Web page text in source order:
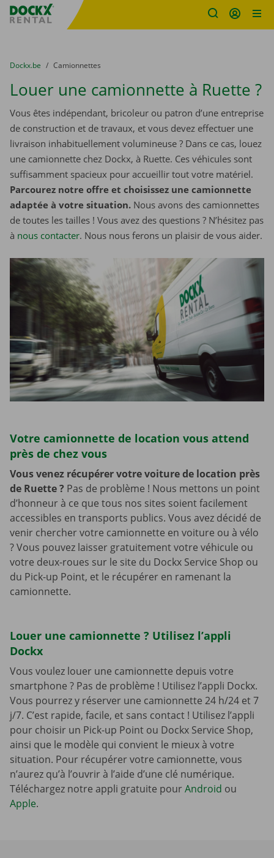
sitename
You are here:
du
Dockx.be to
Camionnettes
Louer une camionnette à Ruette ?
Vous êtes indépendant, bricoleur ou patron d’une entreprise
de construction et de travaux, et vous devez effectuer une
livraison inhabituellement volumineuse ? Dans ce cas, louez
une camionnette chez Dockx, à Ruette. Ces véhicules sont
suffisamment spacieux pour accueillir tout votre matériel.
Parcourez notre offre et choisissez une camionnette
adaptée à votre situation. Nous avons des camionnettes
de toutes les tailles ! Vous avez des questions ? N’hésitez pas
à nous contacter. Nous nous ferons un plaisir de vous aider.
Votre camionnette de location vous attend
près de chez vous
Vous venez récupérer votre voiture de location près
de Ruette? Pas de problème ! Nous mettons un point
d’honneur à ce que tous nos sites soient facilement
accessibles en transports publics. Vous avez décidé de
venir chercher votre camionnette en voiture ou à vélo
? Vous pouvez laisser gratuitement votre véhicule ou
votre deux-roues sur le site du Dockx Service Shop ou
du Pick-up Point, et le récupérer en ramenant la
camionnette.
Louer une camionnette ? Utilisez l’appli
Dockx
Vous voulez louer une camionnette depuis votre
smartphone ? Pas de problème ! Utilisez l’appli Dockx.
Vous pourrez y réserver une camionnette 24 h/24 et 7
j/7. C’est rapide, facile, et sans contact ! Utilisez l’appli
pour choisir un Pick-up Point ou Dockx Service Shop,
ainsi que le modèle qui convient le mieux à votre
situation. Pour récupérer votre camionnette, vous
n’aurez qu’à l’ouvrir à l’aide d’une clé numérique.
Téléchargez notre appli gratuite pourAndroid ou
Apple.